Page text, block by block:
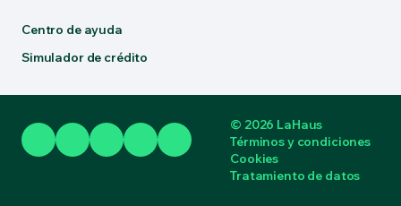
Centro de ayuda
Simulador de crédito
© 2026 LaHaus
Términos y condiciones
Cookies
Tratamiento de datos